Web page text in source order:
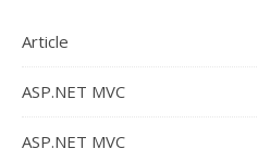
Article
ASP.NET MVC
ASP.NET MVC